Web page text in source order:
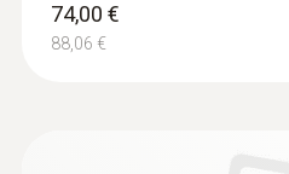
74,00 €
88,06 €